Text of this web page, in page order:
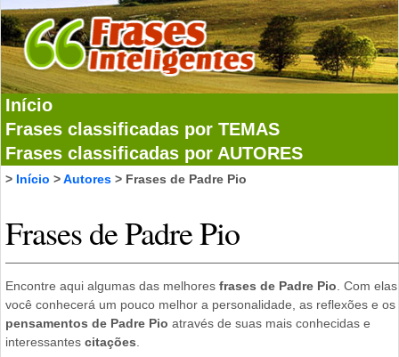
Início
Frases classificadas por TEMAS
Frases classificadas por AUTORES
> Início >Autores > Frases de Padre Pio
Frases de Padre Pio
Encontre aqui algumas das melhores frases de Padre Pio . Com elas
você conhecerá um pouco melhor a personalidade, as reflexões e os
pensamentos de Padre Pio através de suas mais conhecidas e
interessantes citações